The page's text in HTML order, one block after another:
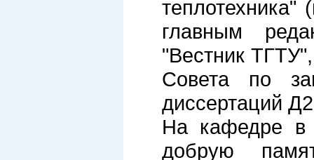
главным
"Вестник
Совета по
диссертаций
На кафедре в
добрую